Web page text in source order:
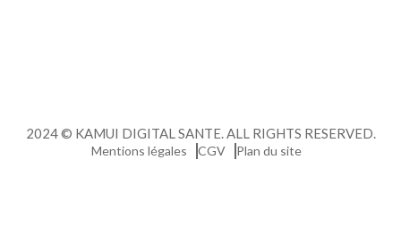
2024 © KAMUI DIGITAL SANTE. ALL RIGHTS RESERVED.
Mentions légales CGV Plan du site